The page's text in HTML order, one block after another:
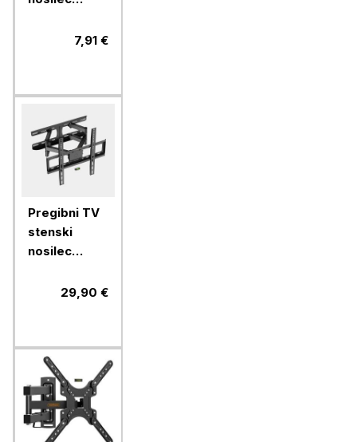
7,91 €
Pregibni TV
stenski
nosilec
56'', do 45
29,90 €